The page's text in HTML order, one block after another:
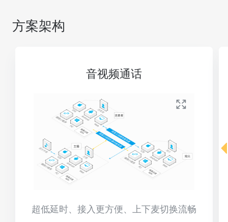
方案架构
音视频通话
超低延时、接入更方便、上下麦切换流畅